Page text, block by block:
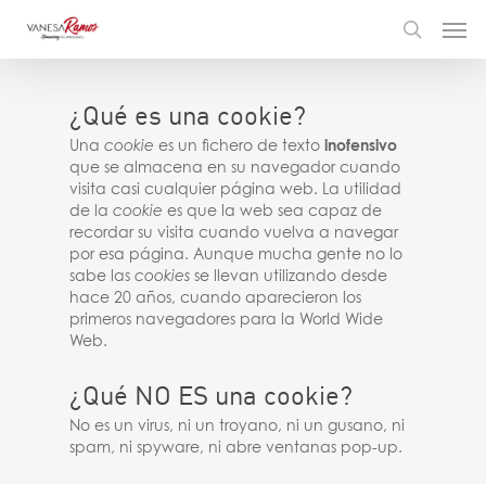
¿Qué es una cookie?
Una cookie es un fichero de texto inofensivo
que se almacena en su navegador cuando
visita casi cualquier página web. La utilidad
de la cookie es que la web sea capaz de
recordar su visita cuando vuelva a navegar
por esa página. Aunque mucha gente no lo
sabe las cookies se llevan utilizando desde
hace 20 años, cuando aparecieron los
primeros navegadores para la World Wide
Web.
¿Qué NO ES una cookie?
No es un virus, ni un troyano, ni un gusano, ni
spam, ni spyware, ni abre ventanas pop-up.